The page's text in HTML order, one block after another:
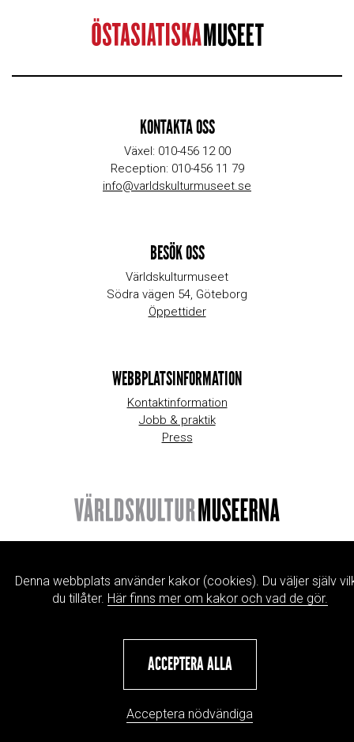
Denna webbplats använder kakor (cookies). Du väljer själv
du tillåter. Här finns mer om kakor och vad de gör.
ACCEPTERA ALLA
Acceptera nödvändiga
KONTAKTA OSS
Växel: 010-456 12 00
Reception: 010-456 11 79
info@varldskulturmuseet.se
BESÖK OSS
Världskulturmuseet
Södra vägen 54, Göteborg
Öppettider
WEBBPLATSINFORMATION
Kontaktinformation
Jobb & praktik
Press